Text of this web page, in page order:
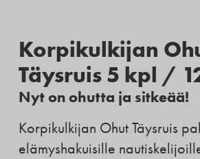
Korpikulkijan
Täysruis 5 kpl /
Nyt on ohutta ja sitkeää!
Korpikulkijan Ohut Täysruis
elämyshakuisille